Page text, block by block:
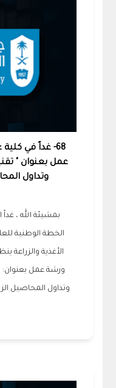
68- غداً في
عمل بعنوان "
وتداول
الخطة الوطنية
الأغذية والزراعة
ورشة عمل بعنوان: